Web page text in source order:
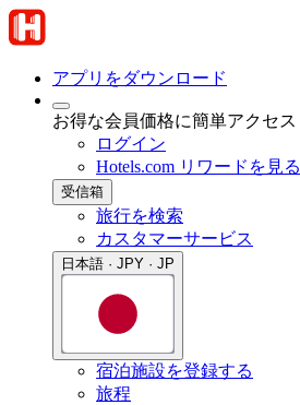
アプリをダウンロード
お得な会員価格に簡単アクセス
ログイン
Hotels.com リワードを見る
受信箱
旅行を検索
カスタマーサービス
日本語 · JPY · JP
宿泊施設を登録する
旅程